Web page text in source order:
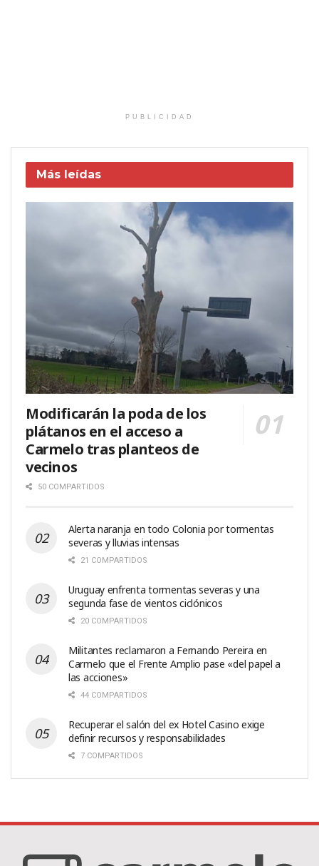
PUBLICIDAD
Más leídas
Modificarán la poda de los
plátanos en el acceso a
Carmelo tras planteos de
vecinos
50 COMPARTIDOS
Alerta naranja en todo Colonia por tormentas
severas y lluvias intensas
21 COMPARTIDOS
Uruguay enfrenta tormentas severas y una
segunda fase de vientos ciclónicos
20 COMPARTIDOS
Militantes reclamaron a Fernando Pereira en
Carmelo que el Frente Amplio pase «del papel a
las acciones»
44 COMPARTIDOS
Recuperar el salón del ex Hotel Casino exige
definir recursos y responsabilidades
7 COMPARTIDOS